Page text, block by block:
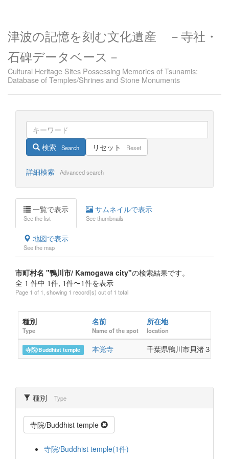
津波の記憶を刻む文化遺産 －寺社・
石碑データベース－
Cultural Heritage Sites Possessing Memories of Tsunamis:
Database of Temples/Shrines and Stone Monuments
検索 Search リセット Reset
詳細検索 Advanced search
一覧で表示
See the list
サムネイルで表示
See thumbnails
地図で表示
See the map
市町村名 "鴨川市/ Kamogawa city"の検索結果です。
全 1 件中 1件, 1件〜1件を表示
Page 1 of 1, showing 1 record(s) out of 1 total
種別
Type
名前
Name of the spot
所在地
location
寺院/Buddhist temple 本覚寺 千葉県鴨川市貝渚３１０
種別 Type
寺院/Buddhist temple
寺院/Buddhist temple(1件)